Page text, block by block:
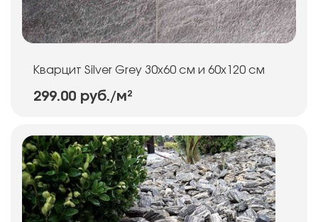
Кварцит Silver Grey 30х60 см и 60х120 см
299.00 руб./м²